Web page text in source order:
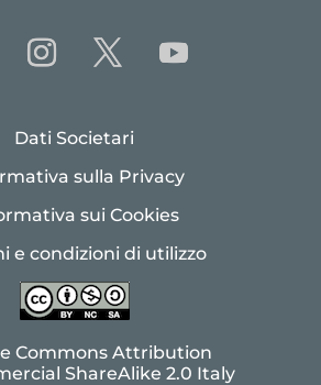
Dati Societari
sulla Privacy
sui Cookies
e condizioni di utilizzo
Commons Attribution
ShareAlike 2.0 Italy